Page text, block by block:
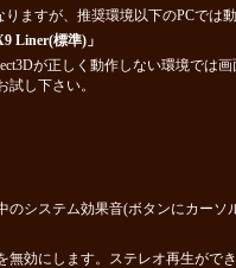
りますが、推奨環境以下のPCで
Liner(標準)」
が正しく動作しない環境では
し下さい。
のシステム効果音(ボタンにカー
無効にします。ステレオ再生がで